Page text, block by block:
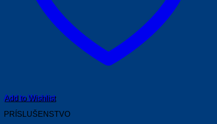
Add to Wishlist
PRÍSLUŠENSTVO